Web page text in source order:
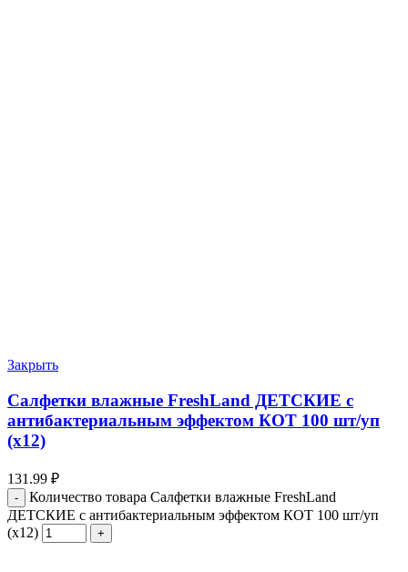
Закрыть
Салфетки влажные FreshLand ДЕТСКИЕ с
антибактериальным эффектом КОТ 100 шт/уп
(х12)
131.99 ₽
Количество товара Салфетки влажные FreshLand
ДЕТСКИЕ с антибактериальным эффектом КОТ 100 шт/уп
(х12)